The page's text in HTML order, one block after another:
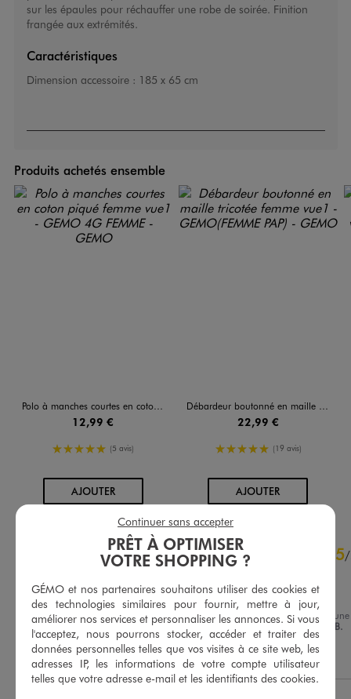
sur les épaules pour réchauffer une robe de soirée. Finition
frangée aux extrémités.
Caractéristiques
Dimension accessoire : 185 x 65 cm
Produits achetés ensemble
Polo à manches courtes en coton piqué femme
12,99 €
5/5 de moyenne
(5 avis)
AJOUTERAU PANIER
Débardeur boutonné en maille tricotée femme
22,99 €
5/5 de moyenne
(19 avis)
AJOUTERAU PANIER
4.9/5
Basé sur 99 avis soumis à un
contrôle
Voir tous les avis sur ce site
5/
Avis vérifié et récompensé
c'est pour 1 cadeau
Avis du19/05/2026 , suite à
04/05/2026 parEmmanuelle B.
Utile (0) Signaler
PRÊT À OPTIMISER
VOTRE SHOPPING ?
GÉMO et nos partenaires souhaitons utiliser des cookies et
des technologies similaires pour fournir, mettre à jour,
améliorer nos services et personnaliser les annonces. Si vous
l'acceptez, nous pourrons stocker, accéder et traiter des
données personnelles telles que vos visites à ce site web, les
adresses IP, les informations de votre compte utilisateur
telles que votre adresse e-mail et les identifiants des cookies.
Continuer sans accepter